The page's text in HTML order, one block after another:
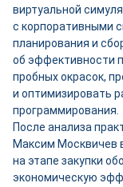
виртуальной
с корпоративными
планирования и
об эффективности
пробных окрасок,
и оптимизировать
программирования.
После анализа
Максим Москвичев
на этапе закупки
экономическую